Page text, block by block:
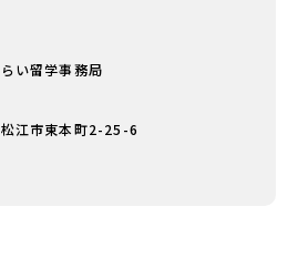
い留学事務局
江市東本町2-25-6